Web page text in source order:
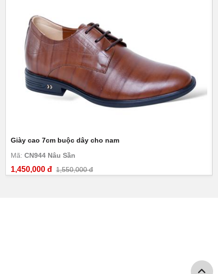
Giày cao 7cm buộc dây cho nam
Mã:CN944 Nâu Sần
1,450,000 đ 1,550,000 đ